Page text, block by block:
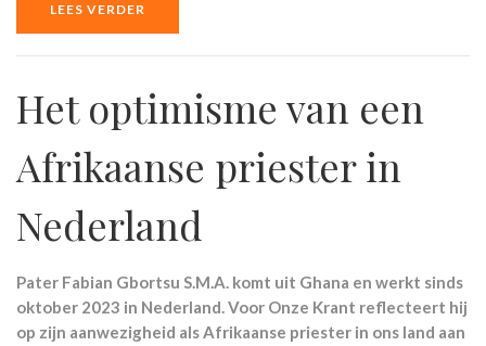
LEES VERDER
Het optimisme van een
Afrikaanse priester in
Nederland
Pater Fabian Gbortsu S.M.A. komt uit Ghana en werkt sinds
oktober 2023 in Nederland. Voor Onze Krant reflecteert hij
op zijn aanwezigheid als Afrikaanse priester in ons land aan